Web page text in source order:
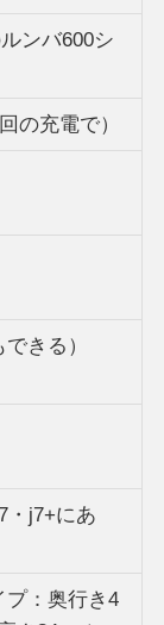
ンバ600シ
の充電で）
きる）
・j7+にあ
プ：奥行き4